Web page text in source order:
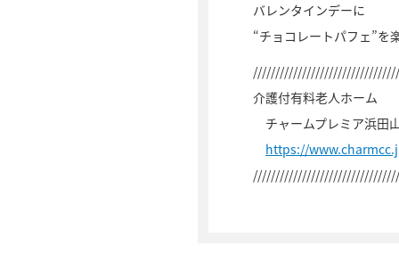
バレンタインデーに
“チョコレートパフェ”を
介護付有料老人ホーム
チャームプレミア浜田
https://